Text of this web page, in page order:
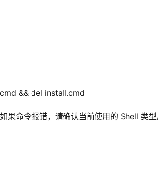
&& del install.cmd
命令报错，请确认当前使用的 Shell 类型